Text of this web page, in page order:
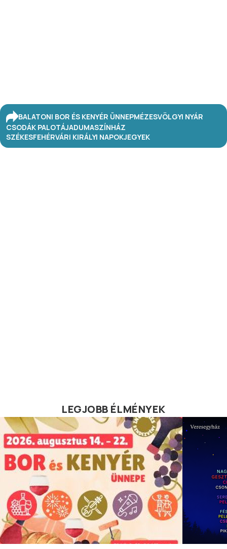
BALATONI BOR ÉS KENYÉR ÜNNEPMÉZESVÖLGYI NYÁR
CSODÁK PALOTÁJADUMASZÍNHÁZ
SZÉKESFEHÉRVÁRI KIRÁLYI NAPOKJEGYEK
LEGJOBB ÉLMÉNYEK